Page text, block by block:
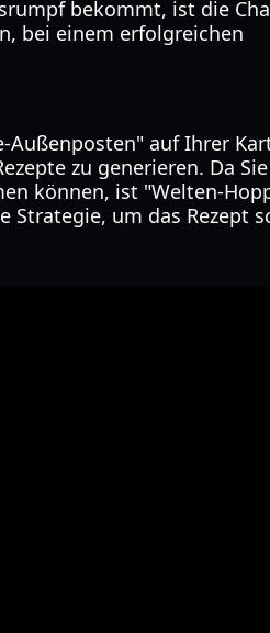
bekommt, ist die
bei einem erfolgreichen
Außenposten" auf Ihrer
zu generieren. Da
können, ist "Welten-
um das Rezept